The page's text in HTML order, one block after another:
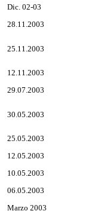
Dic. 02-03
28.11.2003
25.11.2003
12.11.2003
29.07.2003
30.05.2003
25.05.2003
12.05.2003
10.05.2003
06.05.2003
Marzo 2003